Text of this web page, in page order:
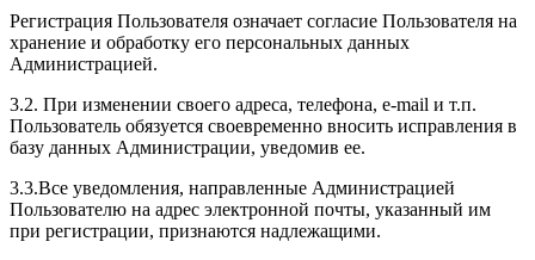
Регистрация Пользователя означает согласие Пользователя на
хранение и обработку его персональных данных
Администрацией.
3.2. При изменении своего адреса, телефона, e-mail и т.п.
Пользователь обязуется своевременно вносить исправления в
базу данных Администрации, уведомив ее.
3.3.Все уведомления, направленные Администрацией
Пользователю на адрес электронной почты, указанный им
при регистрации, признаются надлежащими.